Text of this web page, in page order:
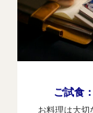
ご試食：
お料理は大切